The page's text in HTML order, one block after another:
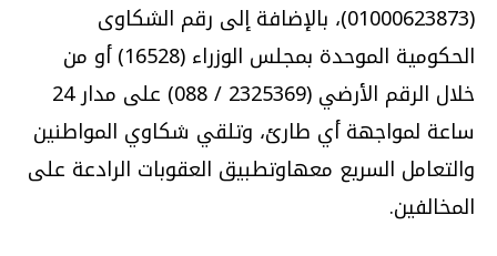
(01000623873)، بالإضافة إلى رقم الشكاوى
الحكومية الموحدة بمجلس الوزراء (16528) أو من
خلال الرقم الأرضي (2325369 / 088) على مدار 24
ساعة لمواجهة أي طارئ، وتلقي شكاوي المواطنين
والتعامل السريع معهاوتطبيق العقوبات الرادعة على
المخالفين.